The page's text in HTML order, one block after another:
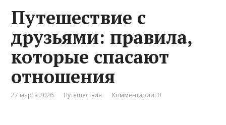
Путешествие с
друзьями: правила,
которые спасают
отношения
27 марта 2026 Путешествия Комментарии: 0